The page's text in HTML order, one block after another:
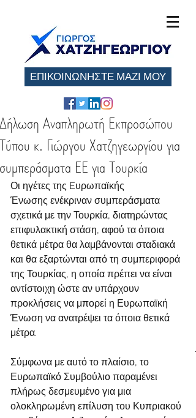
ΕΠΙΚΟΙΝΩΝΗΣΤΕ ΜΑΖΙ ΜΟΥ
Δήλωση Αναπληρωτή Εκπροσώπου
Τύπου κ. Γιώργου Χατζηγεωργίου για
συμπεράσματα ΕΕ για Τουρκία
Οι ηγέτες της Eυρωπαϊκής
Ένωσης ενέκριναν συμπεράσματα
σχετικά με την Τουρκία, διατηρώντας
επιφυλακτική στάση, αφού τα όποια
θετικά μέτρα θα λαμβάνονται σταδιακά
και θα εξαρτώνται από τη συμπεριφορά
της Τουρκίας, η οποία πρέπει να είναι
αντίστοιχη ώστε αν υπάρχουν
προκλήσεις να μπορεί η Ευρωπαϊκή
Ένωση να ανατρέψει τα όποια θετικά
μέτρα.
Σύμφωνα με αυτό το πλαίσιο, το
Ευρωπαϊκό Συμβούλιο παραμένει
πλήρως δεσμευμένο για μια
ολοκληρωμένη επίλυση του Κυπριακού